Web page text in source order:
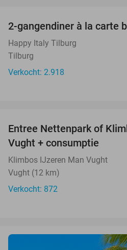
2-gangendiner à la carte
Happy Italy Tilburg
Tilburg
Verkocht: 2.918
Entree Nettenpark of
Vught + consumptie
Klimbos IJzeren Man Vught
Vught (12 km)
Verkocht: 872